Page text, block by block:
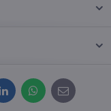
LinkedInWhatsApp
E-
mail